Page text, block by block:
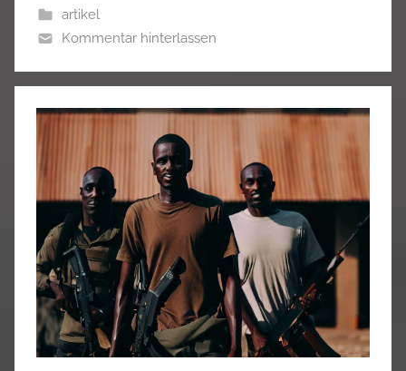
artikel
Kommentar hinterlassen